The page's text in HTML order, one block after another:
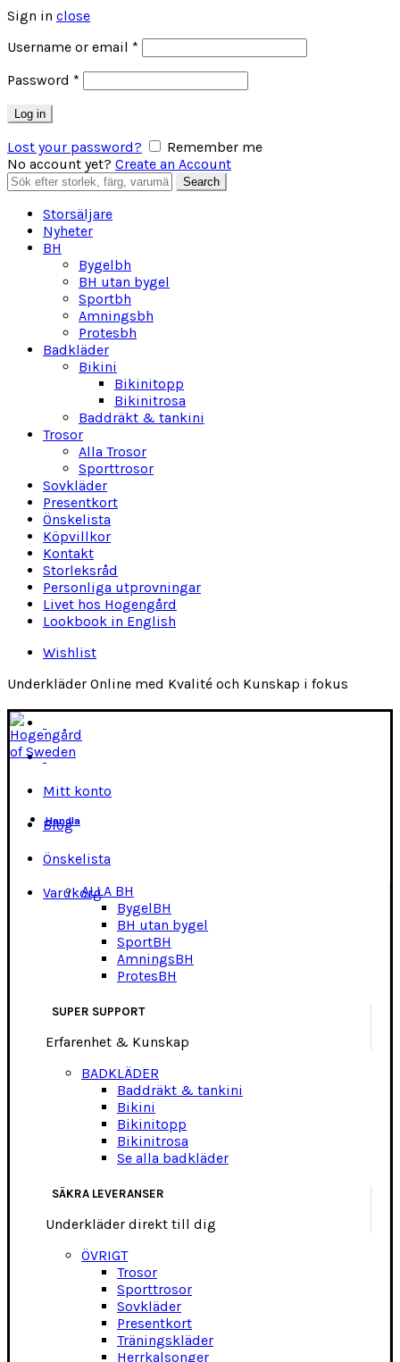
Sign in close
Username or email *
Password *
Log in
Lost your password?
Remember me
No account yet? Create an Account
Search
for:
Search
Storsäljare
Nyheter
BH
Bygelbh
BH utan bygel
Sportbh
Amningsbh
Protesbh
Badkläder
Bikini
Bikinitopp
Bikinitrosa
Baddräkt & tankini
Trosor
Alla Trosor
Sporttrosor
Sovkläder
Presentkort
Önskelista
Köpvillkor
Kontakt
Storleksråd
Personliga utprovningar
Livet hos Hogengård
Lookbook in English
Wishlist
Underkläder Online med Kvalité och Kunskap i fokus
Mitt konto
Blog
Önskelista
Varukorg
Handla
ALLA BH
BygelBH
BH utan bygel
SportBH
AmningsBH
ProtesBH
SUPER SUPPORT
Erfarenhet & Kunskap
BADKLÄDER
Baddräkt & tankini
Bikini
Bikinitopp
Bikinitrosa
Se alla badkläder
SÄKRA LEVERANSER
Underkläder direkt till dig
ÖVRIGT
Trosor
Sporttrosor
Sovkläder
Presentkort
Träningskläder
Herrkalsonger